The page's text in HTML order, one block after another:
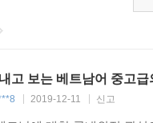
고 보는 베트남어 중고급
2019-12-11 신고